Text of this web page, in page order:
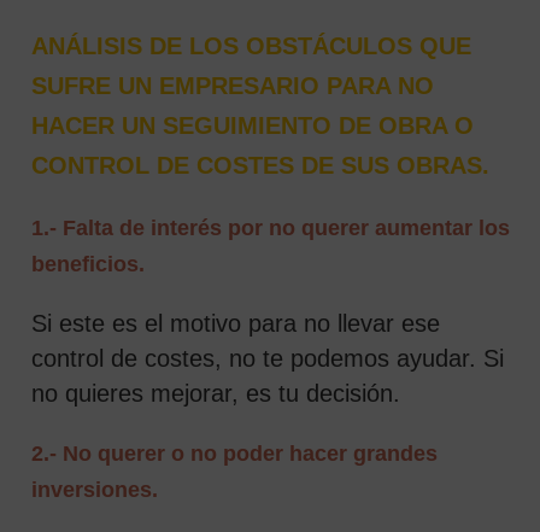
ANÁLISIS DE LOS OBSTÁCULOS QUE
SUFRE UN EMPRESARIO PARA NO
HACER UN SEGUIMIENTO DE OBRA O
CONTROL DE COSTES DE SUS OBRAS.
1.- Falta de interés por no querer aumentar los
beneficios.
Si este es el motivo para no llevar ese
control de costes, no te podemos ayudar. Si
no quieres mejorar, es tu decisión.
2.- No querer o no poder hacer grandes
inversiones.